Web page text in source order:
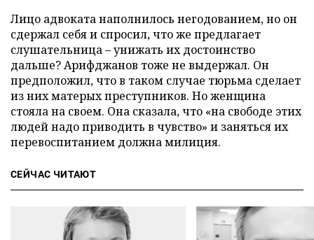
Лицо адвоката наполнилось негодованием, но он
сдержал себя и спросил, что же предлагает
слушательница – унижать их достоинство
дальше? Арифджанов тоже не выдержал. Он
предположил, что в таком случае тюрьма сделает
из них матерых преступников. Но женщина
стояла на своем. Она сказала, что «на свободе этих
людей надо приводить в чувство» и заняться их
перевоспитанием должна милиция.
СЕЙЧАС ЧИТАЮТ